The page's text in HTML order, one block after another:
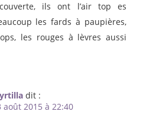
ils ont l’air top es
les fards à paupières,
les rouges à lèvres aussi
dit :
août 2015 à 22:40